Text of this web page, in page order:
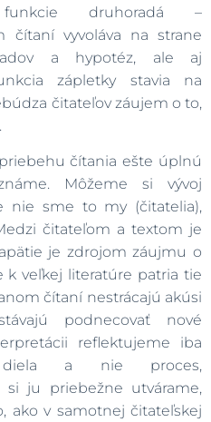
druhoradá –
čítaní vyvoláva na strane
a hypotéz, ale aj
zápletky stavia na
čitateľov záujem o to,
čítania ešte úplnú
Môžeme si vývoj
nie sme to my (čitatelia),
čitateľom a textom je
je zdrojom záujmu o
k veľkej literatúre patria tie
čítaní nestrácajú akúsi
podnecovať nové
reflektujeme iba
diela a nie proces,
ju priebežne utvárame,
ako v samotnej čitateľskej